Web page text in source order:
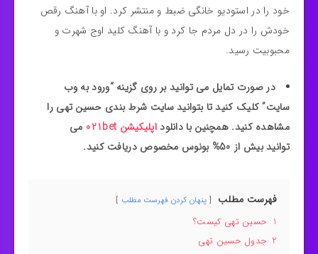
خود را در استودیو خانگی ضبط و منتشر کرد. او با آهنگ رقص
خودش را در دل مردم جا کرد و با آهنگ کلید اوج شهرت و
محبوبیت رسید.
در صورت تمایل می توانید بر روی گزینه “ورود به وب
سایت” کلیک کنید تا بتوانید سایت شرط بندی حسین تهی را
مشاهده کنید. همچنین با دانلوداپلیکیشن 021bet
می
توانید بیش از 50% بونوس مخصوص دریافت کنید.
فهرست مطلب پنهان کردن فهرست مطلب
1 حسین تهی کیست؟
2 جدول حسین تهی